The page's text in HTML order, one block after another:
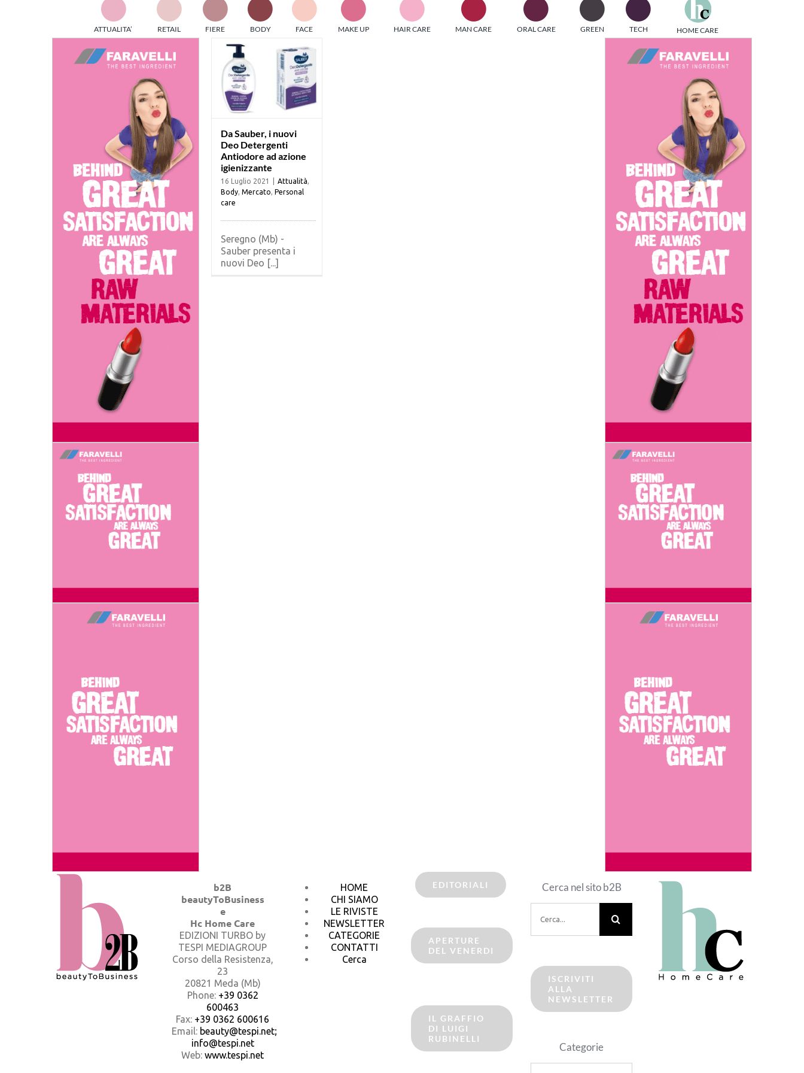
TESPI MEDIAGROUP racchiude un pool di società di comunicazione
particolare, attraverso numerose riviste verticali, fornisce strumenti di
informazione che coinvolgono gli attori nei settori beauty, food,
technology, entertainment e sport.
Stay tuned!
ATTUALITA’ RETAIL FIERE BODY FACE MAKE UP HAIR CARE MAN CARE ORAL CARE GREEN TECH HOME CARE
Da Sauber, i nuovi
Deo Detergenti
Antiodore ad azione
igienizzante
16 Luglio 2021 Attualità
Body, Mercato Personal
care
Seregno (Mb) -
Sauber presenta i
nuovi Deo [...]
b2B
beautyToBusiness
e
Hc Home Care
EDIZIONI TURBO by
TESPI MEDIAGROUP
Corso della Resistenza,
23
20821 Meda (Mb)
Phone: +39 0362
600463
Fax: +39 0362 600616
Email: beauty@tespi.net;
info@tespi.net
Web: www.tespi.net
HOME
CHI SIAMO
LE RIVISTE
NEWSLETTER
CATEGORIE
CONTATTI
Cerca
EDITORIALI
APERTURE
DEL VENERDI
IL GRAFFIO
DI LUIGI
RUBINELLI
Cerca nel sito b2B
per:
ISCRIVITI
ALLA
NEWSLETTER
Categorie